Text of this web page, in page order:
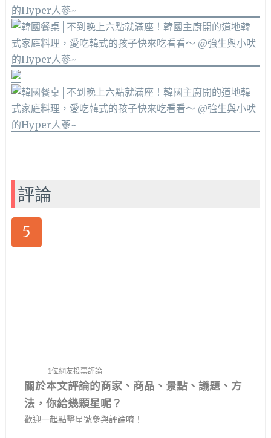
評論
5
1位網友投票評論
關於本文評論的商家、商品、景點、議題、方
法，你給幾顆星呢？
歡迎一起點擊星號參與評論唷！